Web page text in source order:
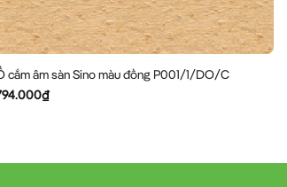
cắm âm sàn Sino màu đồng P001/1/DO/C
₫